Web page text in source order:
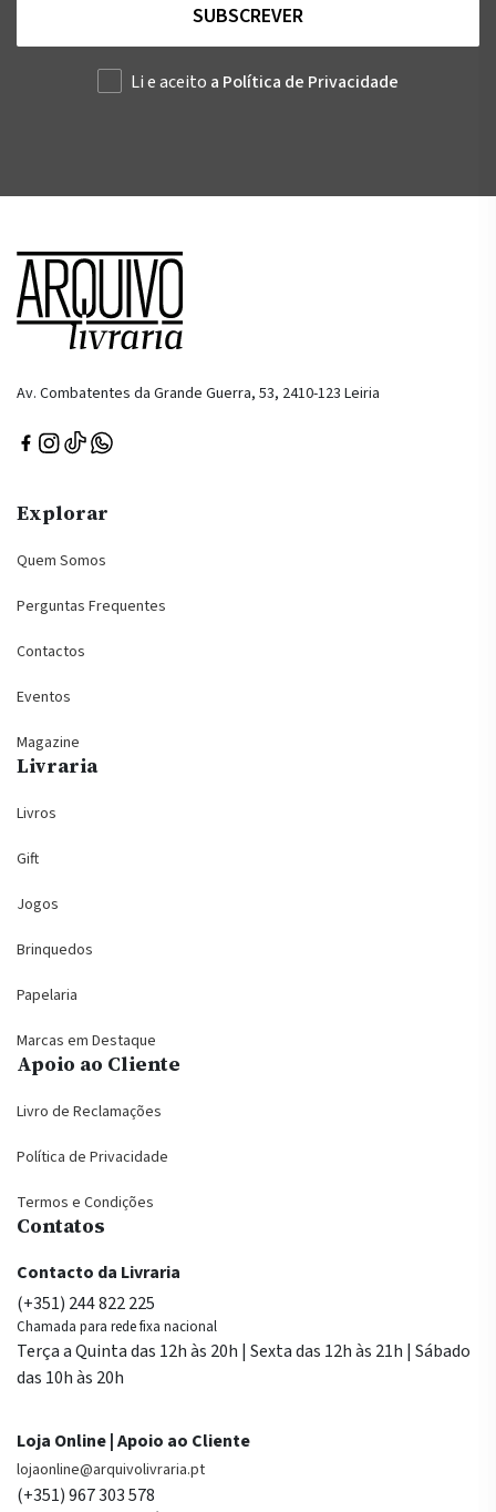
SUBSCREVER
Li e aceito a Política de Privacidade
Av. Combatentes da Grande Guerra, 53, 2410-123 Leiria
Explorar
Quem Somos
Perguntas Frequentes
Contactos
Eventos
Magazine
Livraria
Livros
Gift
Jogos
Brinquedos
Papelaria
Marcas em Destaque
Apoio ao Cliente
Livro de Reclamações
Política de Privacidade
Termos e Condições
Contatos
Contacto da Livraria
(+351) 244 822 225
Chamada para rede fixa nacional
Terça a Quinta das 12h às 20h | Sexta das 12h às 21h | Sábado
das 10h às 20h
Loja Online | Apoio ao Cliente
lojaonline@arquivolivraria.pt
(+351) 967 303 578